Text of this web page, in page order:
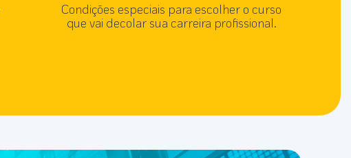
Condições especiais para escolher o curso
que vai decolar sua carreira profissional.